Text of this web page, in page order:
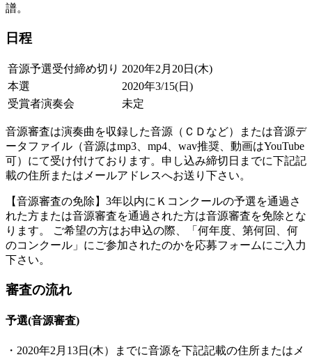
譜。
日程
音源予選受付締め切り 2020年2月20日(木)
本選
2020年3/15(日)
受賞者演奏会
未定
音源審査は演奏曲を収録した音源（ＣＤなど）または音源デ
ータファイル（音源はmp3、mp4、wav推奨、動画はYouTube
可）にて受け付けております。申し込み締切日までに下記記
載の住所またはメールアドレスへお送り下さい。
【音源審査の免除】 3年以内にＫコンクールの予選を通過さ
れた方または音源審査を通過された方は音源審査を免除とな
ります。 ご希望の方はお申込の際、「何年度、第何回、何
のコンクール」にご参加されたのかを応募フォームにご入力
下さい。
審査の流れ
予選(音源審査)
・2020年2月13日(木）までに音源を下記記載の住所またはメ